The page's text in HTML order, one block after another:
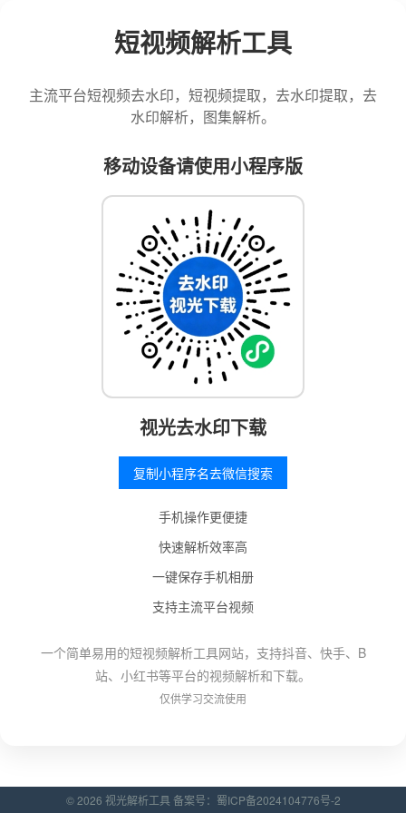
短视频解析工具
主流平台短视频去水印，短视频提取，去水印提取，去
水印解析，图集解析。
移动设备请使用小程序版
视光去水印下载
复制小程序名去微信搜索
手机操作更便捷
快速解析效率高
一键保存手机相册
支持主流平台视频
一个简单易用的短视频解析工具网站，支持抖音、快手、B
站、小红书等平台的视频解析和下载。
仅供学习交流使用
© 2026 视光解析工具 备案号： 蜀ICP备2024104776号-2